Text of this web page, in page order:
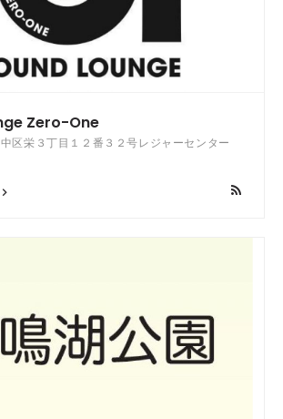
Zero-One
区栄３丁目１２番３２号レジャーセンター